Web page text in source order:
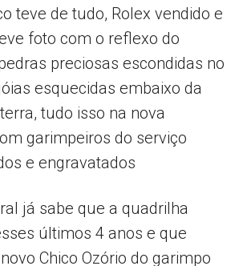
teve de tudo, Rolex vendido e
foto com o reflexo do
preciosas escondidas no
esquecidas embaixo da
tudo isso na nova
garimpeiros do serviço
e engravatados
já sabe que a quadrilha
últimos 4 anos e que
Chico Ozório do garimpo